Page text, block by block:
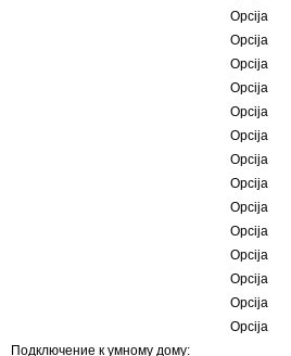
Opcija
Opcija
Opcija
Opcija
Opcija
Opcija
Opcija
Opcija
Opcija
Opcija
Opcija
Opcija
Opcija
Opcija
Подключение к умному дому: